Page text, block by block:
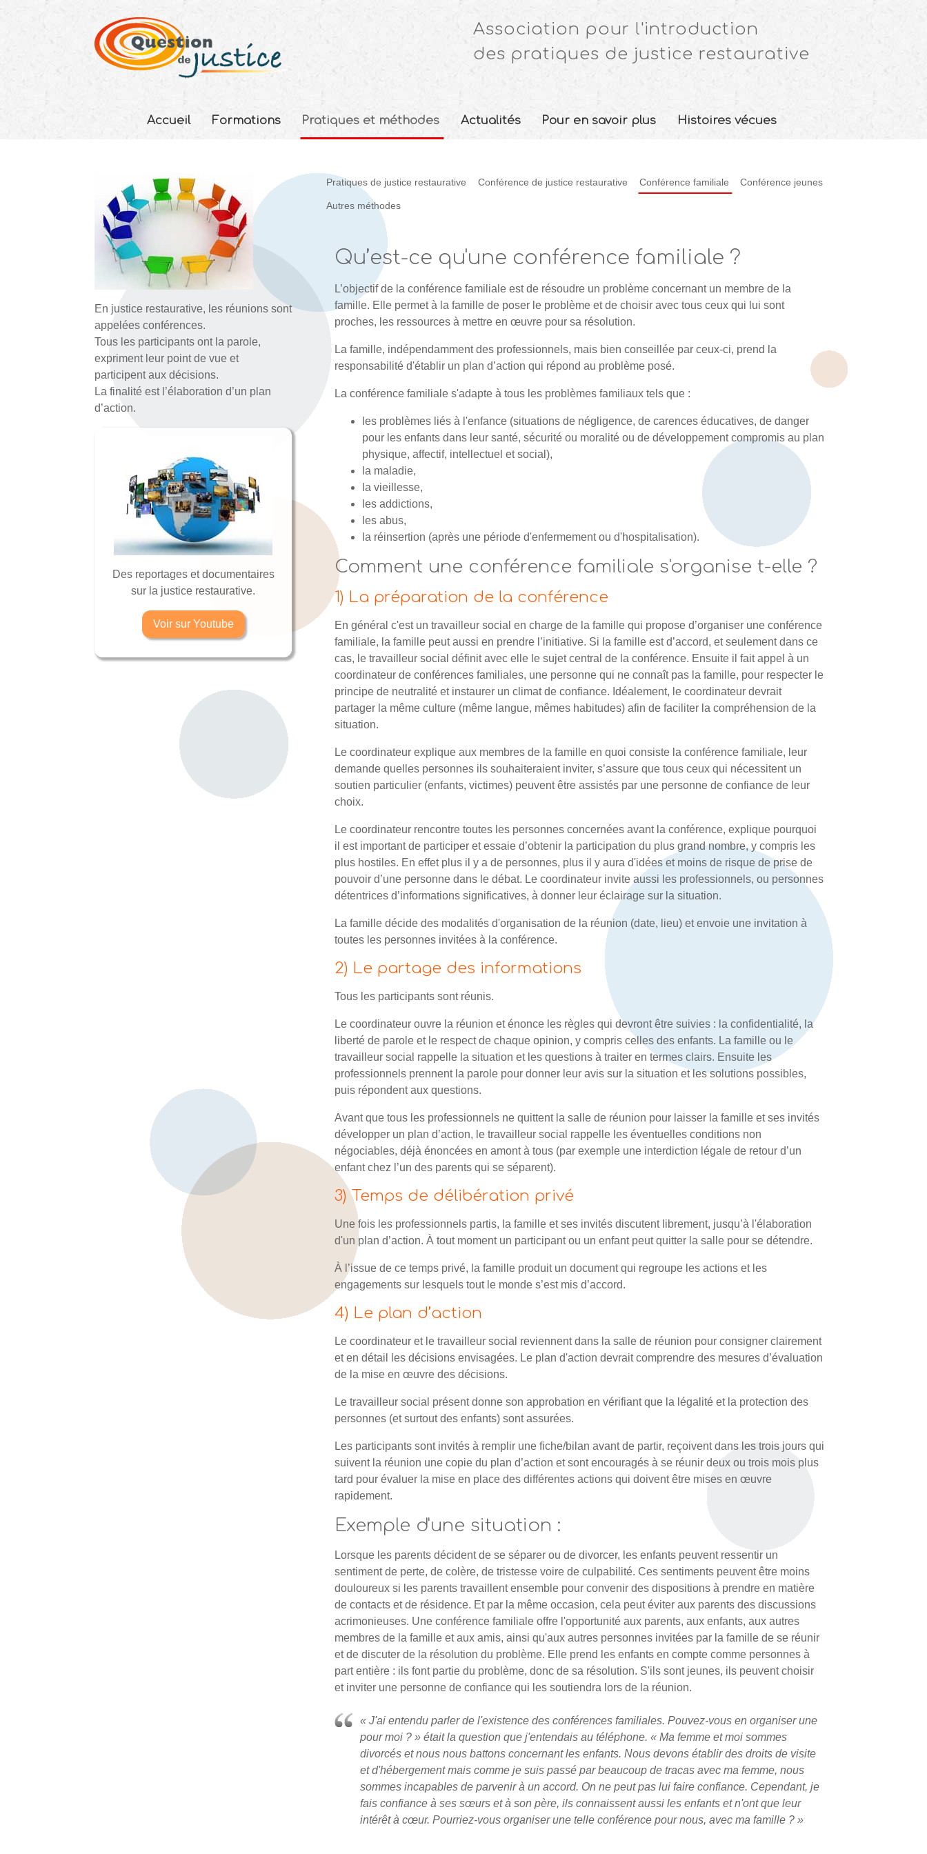
Association pour l'introduction
des pratiques de justice restaurative
Accueil Formations Pratiques et méthodes Actualités Pour en savoir plus Histoires vécues
En justice restaurative, les réunions sont
appelées conférences.
Tous les participants ont la parole,
expriment leur point de vue et
participent aux décisions.
La finalité est l’élaboration d’un plan
d’action.
Des reportages et documentaires
sur la justice restaurative.
Voir sur Youtube
Pratiques de justice restaurative Conférence de justice restaurative Conférence familiale Conférence jeunes
Autres méthodes
Qu’est-ce qu'une conférence familiale ?
L’objectif de la conférence familiale est de résoudre un problème concernant un membre de la
famille. Elle permet à la famille de poser le problème et de choisir avec tous ceux qui lui sont
proches, les ressources à mettre en œuvre pour sa résolution.
La famille, indépendamment des professionnels, mais bien conseillée par ceux-ci, prend la
responsabilité d'établir un plan d’action qui répond au problème posé.
La conférence familiale s'adapte à tous les problèmes familiaux tels que :
les problèmes liés à l'enfance (situations de négligence, de carences éducatives, de danger
pour les enfants dans leur santé, sécurité ou moralité ou de développement compromis au plan
physique, affectif, intellectuel et social),
la maladie,
la vieillesse,
les addictions,
les abus,
la réinsertion (après une période d'enfermement ou d'hospitalisation).
Comment une conférence familiale s'organise t-elle ?
1) La préparation de la conférence
En général c'est un travailleur social en charge de la famille qui propose d’organiser une conférence
familiale, la famille peut aussi en prendre l’initiative. Si la famille est d’accord, et seulement dans ce
cas, le travailleur social définit avec elle le sujet central de la conférence. Ensuite il fait appel à un
coordinateur de conférences familiales, une personne qui ne connaît pas la famille, pour respecter le
principe de neutralité et instaurer un climat de confiance. Idéalement, le coordinateur devrait
partager la même culture (même langue, mêmes habitudes) afin de faciliter la compréhension de la
situation.
Le coordinateur explique aux membres de la famille en quoi consiste la conférence familiale, leur
demande quelles personnes ils souhaiteraient inviter, s’assure que tous ceux qui nécessitent un
soutien particulier (enfants, victimes) peuvent être assistés par une personne de confiance de leur
choix.
Le coordinateur rencontre toutes les personnes concernées avant la conférence, explique pourquoi
il est important de participer et essaie d’obtenir la participation du plus grand nombre, y compris les
plus hostiles. En effet plus il y a de personnes, plus il y aura d'idées et moins de risque de prise de
pouvoir d’une personne dans le débat. Le coordinateur invite aussi les professionnels, ou personnes
détentrices d’informations significatives, à donner leur éclairage sur la situation.
La famille décide des modalités d'organisation de la réunion (date, lieu) et envoie une invitation à
toutes les personnes invitées à la conférence.
2) Le partage des informations
Tous les participants sont réunis.
Le coordinateur ouvre la réunion et énonce les règles qui devront être suivies : la confidentialité, la
liberté de parole et le respect de chaque opinion, y compris celles des enfants. La famille ou le
travailleur social rappelle la situation et les questions à traiter en termes clairs. Ensuite les
professionnels prennent la parole pour donner leur avis sur la situation et les solutions possibles,
puis répondent aux questions.
Avant que tous les professionnels ne quittent la salle de réunion pour laisser la famille et ses invités
développer un plan d’action, le travailleur social rappelle les éventuelles conditions non
négociables, déjà énoncées en amont à tous (par exemple une interdiction légale de retour d’un
enfant chez l’un des parents qui se séparent).
3) Temps de délibération privé
Une fois les professionnels partis, la famille et ses invités discutent librement, jusqu’à l'élaboration
d'un plan d’action. À tout moment un participant ou un enfant peut quitter la salle pour se détendre.
À l’issue de ce temps privé, la famille produit un document qui regroupe les actions et les
engagements sur lesquels tout le monde s’est mis d’accord.
4) Le plan d’action
Le coordinateur et le travailleur social reviennent dans la salle de réunion pour consigner clairement
et en détail les décisions envisagées. Le plan d'action devrait comprendre des mesures d’évaluation
de la mise en œuvre des décisions.
Le travailleur social présent donne son approbation en vérifiant que la légalité et la protection des
personnes (et surtout des enfants) sont assurées.
Les participants sont invités à remplir une fiche/bilan avant de partir, reçoivent dans les trois jours qui
suivent la réunion une copie du plan d’action et sont encouragés à se réunir deux ou trois mois plus
tard pour évaluer la mise en place des différentes actions qui doivent être mises en œuvre
rapidement.
Exemple d'une situation :
Lorsque les parents décident de se séparer ou de divorcer, les enfants peuvent ressentir un
sentiment de perte, de colère, de tristesse voire de culpabilité. Ces sentiments peuvent être moins
douloureux si les parents travaillent ensemble pour convenir des dispositions à prendre en matière
de contacts et de résidence. Et par la même occasion, cela peut éviter aux parents des discussions
acrimonieuses. Une conférence familiale offre l'opportunité aux parents, aux enfants, aux autres
membres de la famille et aux amis, ainsi qu'aux autres personnes invitées par la famille de se réunir
et de discuter de la résolution du problème. Elle prend les enfants en compte comme personnes à
part entière : ils font partie du problème, donc de sa résolution. S'ils sont jeunes, ils peuvent choisir
et inviter une personne de confiance qui les soutiendra lors de la réunion.
« J'ai entendu parler de l'existence des conférences familiales. Pouvez-vous en organiser une
pour moi ? » était la question que j'entendais au téléphone. « Ma femme et moi sommes
divorcés et nous nous battons concernant les enfants. Nous devons établir des droits de visite
et d'hébergement mais comme je suis passé par beaucoup de tracas avec ma femme, nous
sommes incapables de parvenir à un accord. On ne peut pas lui faire confiance. Cependant, je
fais confiance à ses sœurs et à son père, ils connaissent aussi les enfants et n'ont que leur
intérêt à cœur. Pourriez-vous organiser une telle conférence pour nous, avec ma famille ? »